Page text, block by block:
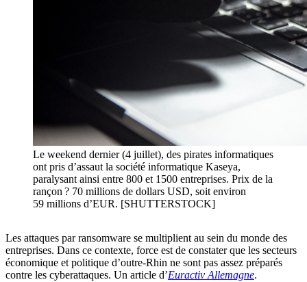
Le weekend dernier (4 juillet), des pirates informatiques
ont pris d’assaut la société informatique Kaseya,
paralysant ainsi entre 800 et 1500 entreprises. Prix de la
rançon ? 70 millions de dollars USD, soit environ
59 millions d’EUR. [SHUTTERSTOCK]
Les attaques par ransomware se multiplient au sein du monde des
entreprises. Dans ce contexte, force est de constater que les secteurs
économique et politique d’outre-Rhin ne sont pas assez préparés
contre les cyberattaques. Un article d’Euractiv Allemagne.